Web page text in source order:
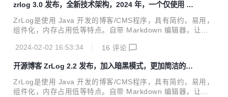
轻盈、快速。 ZrLog 3.1 带着满满的诚意和升级而来，它不仅
在性能上有了显著提升，更带来了许多实用的功能改进，致力
于为用户提供更便捷、高效的写作体验，让每个人都能更轻松
渲染优化: 服务端直接插入页面所需数据，大幅提升管理后台
zrlog 3.0 发布，全新技术架构，2024 年，一个仅使用 64
m 内存就可以正常运行的博客系统
ZrLog是使用 Java 开发的博客/CMS程序，具有简约，易用，
组件化，内存占用低等特点。自带 Markdown 编辑器，让更
上。 ZrLog 3.0 版本起因 ZrLog 从14年开始使用 JFinal 作为
框架并不复杂，很适合中小企业使用，最近有网友反映 ZrLog
在较新的 Java 容器里面无法正常使用，才发现原来 java ee
迁移到 jakarta ee，已经是三年多前的事情，Spring Boot 在
2024-02-02 16:53:34 16 评论
开源博客 ZrLog 2.2 发布，加入暗黑模式，更加简洁的管
理界面
ZrLog是使用 Java 开发的博客/CMS程序，具有简约，易用，
组件化，内存占用低等特点。自带 Markdown 编辑器，让更